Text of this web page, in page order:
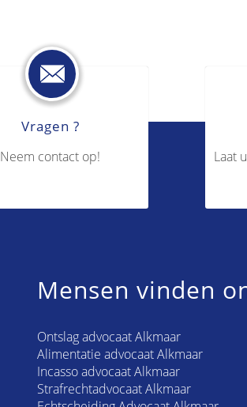
Vragen ?
Neem contact op! Laat
Mensen vinden
Ontslag advocaat Alkmaar
Alimentatie advocaat Alkmaar
Incasso advocaat Alkmaar
Strafrechtadvocaat Alkmaar